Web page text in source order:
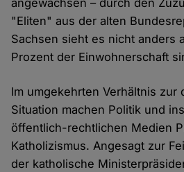
angewachsen – durch den
"Eliten" aus der alten
Sachsen sieht es nicht anders
Prozent der Einwohnerschaft
Im umgekehrten Verhältnis zur
Situation machen Politik und
öffentlich-rechtlichen Medien
Katholizismus. Angesagt zur
der katholische